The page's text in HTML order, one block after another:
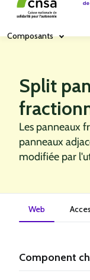
Composants
Split
Les panneaux
panneaux
modifiée par
Web
Component